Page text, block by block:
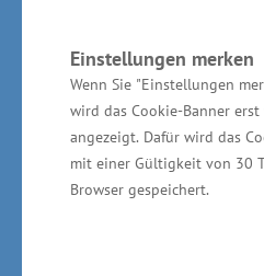
Einstellungen merken
Wenn Sie "Einstellungen
wird das Cookie-Banner
angezeigt. Dafür wird das
mit einer Gültigkeit von 30
Browser gespeichert.
Vorpommerns wird zu
Prozent) durch den
Drittel der touristischen
7,75 Milliarden Euro
Besuchern, Gästen und
anderen Bundesländern
der Erwerbstätigen in MV,
Menschen, arbeiten in